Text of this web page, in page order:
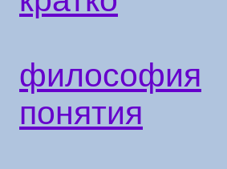
философия
понятия